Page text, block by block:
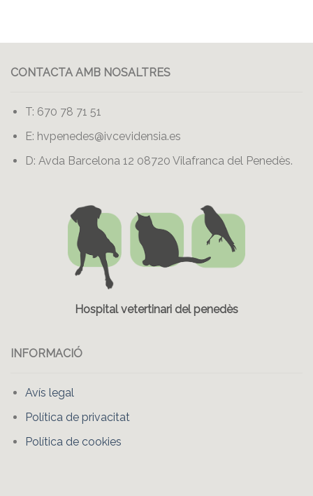
CONTACTA AMB NOSALTRES
T: 670 78 71 51
E: hvpenedes@ivcevidensia.es
D: Avda Barcelona 12 08720 Vilafranca del Penedès.
Hospital vetertinari del penedès
INFORMACIÓ
Avís legal
Política de privacitat
Política de cookies